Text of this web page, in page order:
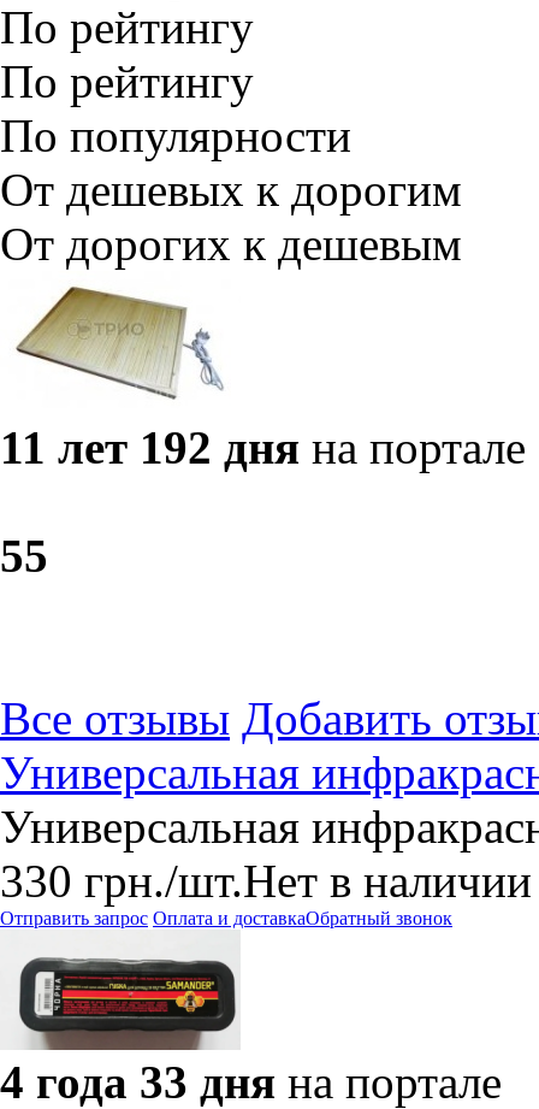
По рейтингу
По рейтингу
По популярности
От дешевых к дорогим
От дорогих к дешевым
11 лет 192 дня на портале
55
Все отзывы Добавить
Универсальная
Универсальная
330 грн./шт.Нет в наличии
Отправить запрос Оплата и доставкаОбратный звонок
4 года 33 дня на портале